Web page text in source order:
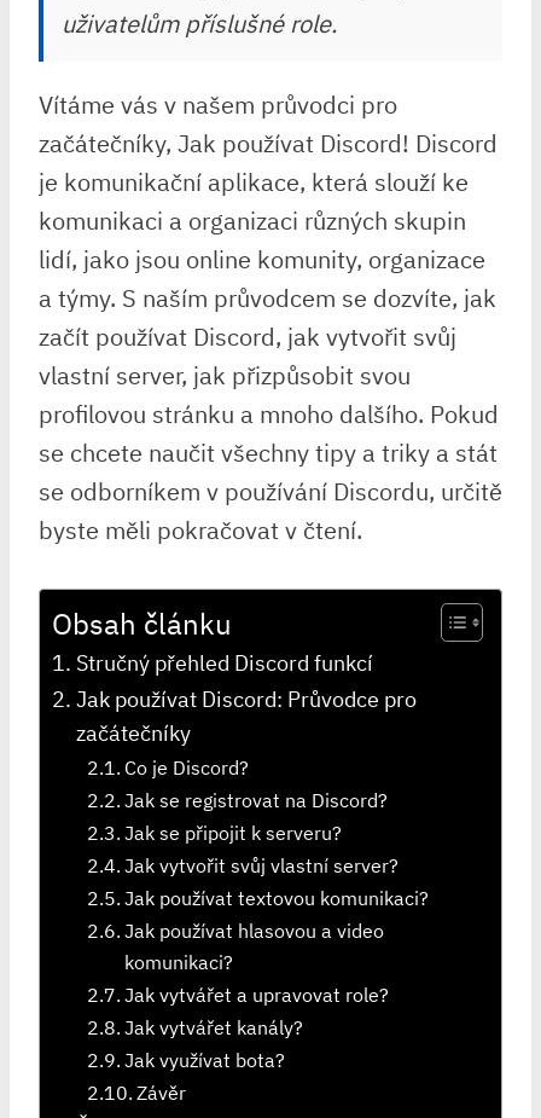
uživatelům příslušné role.
Vítáme vás v našem průvodci pro
začátečníky, Jak používat Discord! Discord
je komunikační aplikace, která slouží ke
komunikaci a organizaci různých skupin
lidí, jako jsou online komunity, organizace
a týmy. S naším průvodcem se dozvíte, jak
začít používat Discord, jak vytvořit svůj
vlastní server, jak přizpůsobit svou
profilovou stránku a mnoho dalšího. Pokud
se chcete naučit všechny tipy a triky a stát
se odborníkem v používání Discordu, určitě
byste měli pokračovat v čtení.
Obsah článku
Stručný přehled Discord funkcí
Jak používat Discord: Průvodce pro
začátečníky
Co je Discord?
Jak se registrovat na Discord?
Jak se připojit k serveru?
Jak vytvořit svůj vlastní server?
Jak používat textovou komunikaci?
Jak používat hlasovou a video
komunikaci?
Jak vytvářet a upravovat role?
Jak vytvářet kanály?
Jak využívat bota?
Závěr